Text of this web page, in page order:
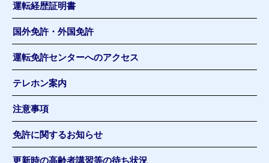
運転経歴証明書
国外免許・外国免許
運転免許センターへのアクセス
テレホン案内
注意事項
免許に関するお知らせ
更新時の高齢者講習等の待ち状況